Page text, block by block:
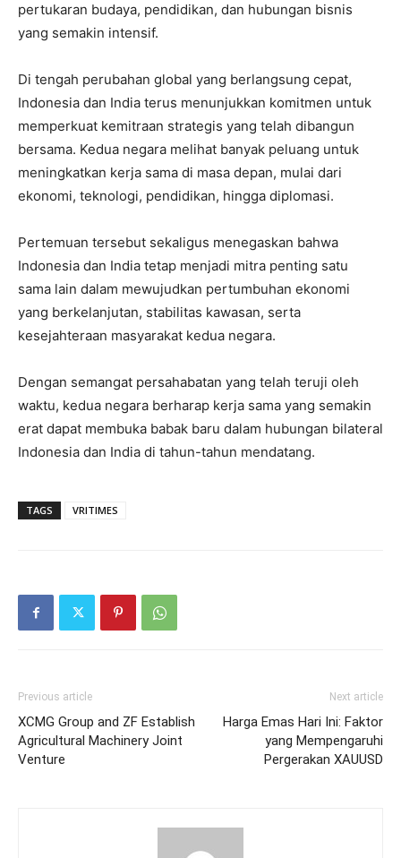
pertukaran budaya, pendidikan, dan hubungan bisnis
yang semakin intensif.
Di tengah perubahan global yang berlangsung cepat,
Indonesia dan India terus menunjukkan komitmen untuk
memperkuat kemitraan strategis yang telah dibangun
bersama. Kedua negara melihat banyak peluang untuk
meningkatkan kerja sama di masa depan, mulai dari
ekonomi, teknologi, pendidikan, hingga diplomasi.
Pertemuan tersebut sekaligus menegaskan bahwa
Indonesia dan India tetap menjadi mitra penting satu
sama lain dalam mewujudkan pertumbuhan ekonomi
yang berkelanjutan, stabilitas kawasan, serta
kesejahteraan masyarakat kedua negara.
Dengan semangat persahabatan yang telah teruji oleh
waktu, kedua negara berharap kerja sama yang semakin
erat dapat membuka babak baru dalam hubungan bilateral
Indonesia dan India di tahun-tahun mendatang.
TAGS VRITIMES
Previous article
XCMG Group and ZF Establish
Agricultural Machinery Joint
Venture
Next article
Harga Emas Hari Ini: Faktor
yang Mempengaruhi
Pergerakan XAUUSD